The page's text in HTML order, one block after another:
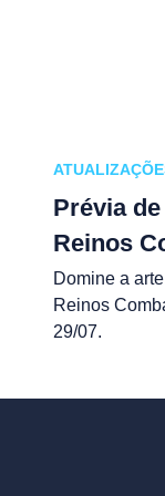
Prévia
Reinos
Domine a
Reinos
29/07.